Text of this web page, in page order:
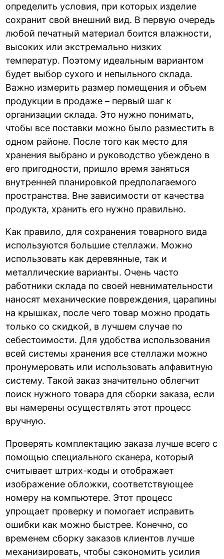
определить условия, при которых изделие
сохранит свой внешний вид. В первую очередь
любой печатный материал боится влажности,
высоких или экстремально низких
температур. Поэтому идеальным вариантом
будет выбор сухого и непыльного склада.
Важно измерить размер помещения и объем
продукции в продаже – первый шаг к
организации склада. Это нужно понимать,
чтобы все поставки можно было разместить в
одном районе. После того как место для
хранения выбрано и руководство убеждено в
его пригодности, пришло время заняться
внутренней планировкой предполагаемого
пространства. Вне зависимости от качества
продукта, хранить его нужно правильно.
Как правило, для сохранения товарного вида
используются большие стеллажи. Можно
использовать как деревянные, так и
металлические варианты. Очень часто
работники склада по своей невнимательности
наносят механические повреждения, царапины
на крышках, после чего товар можно продать
только со скидкой, в лучшем случае по
себестоимости. Для удобства использования
всей системы хранения все стеллажи можно
пронумеровать или использовать алфавитную
систему. Такой заказ значительно облегчит
поиск нужного товара для сборки заказа, если
вы намерены осуществлять этот процесс
вручную.
Проверять комплектацию заказа лучше всего с
помощью специального сканера, который
считывает штрих-коды и отображает
изображение обложки, соответствующее
номеру на компьютере. Этот процесс
упрощает проверку и помогает исправить
ошибки как можно быстрее. Конечно, со
временем сборку заказов клиентов лучше
механизировать, чтобы сэкономить усилия